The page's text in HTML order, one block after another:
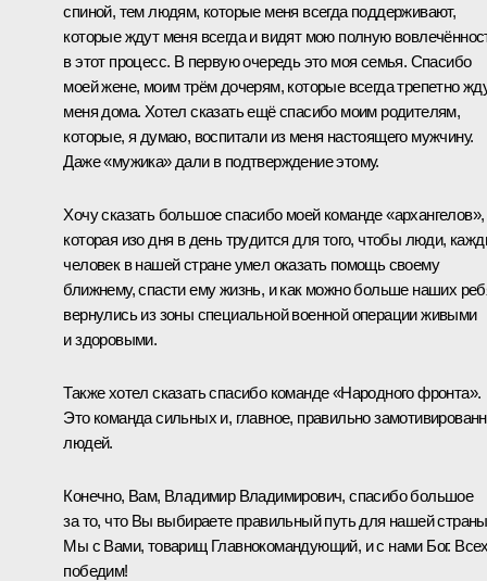
спиной, тем людям, которые меня всегда поддерживают,
которые ждут меня всегда и видят мою полную
в этот процесс. В первую очередь это моя семья. Спасибо
моей жене, моим трём дочерям, которые всегда трепетно
меня дома. Хотел сказать ещё спасибо моим родителям,
которые, я думаю, воспитали из меня настоящего мужчину.
Даже «мужика» дали в подтверждение этому.
Хочу сказать большое спасибо моей команде «архангелов»,
которая изо дня в день трудится для того, чтобы люди,
человек в нашей стране умел оказать помощь своему
ближнему, спасти ему жизнь, и как можно больше наших
вернулись из зоны специальной военной операции живыми
и здоровыми.
Также хотел сказать спасибо команде «Народного фронта».
Это команда сильных и, главное, правильно
людей.
Конечно, Вам, Владимир Владимирович, спасибо большое
за то, что Вы выбираете правильный путь для нашей
Мы с Вами, товарищ Главнокомандующий, и с нами Бог.
победим!